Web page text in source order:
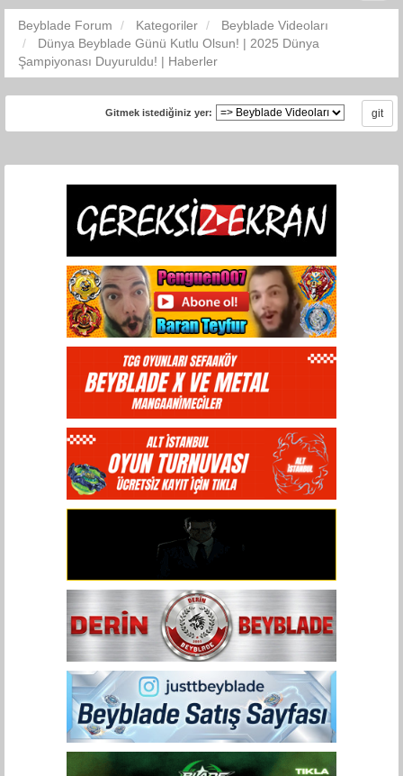
Beyblade Forum Kategoriler
Beyblade Videoları
Dünya Beyblade Günü Kutlu Olsun! | 2025 Dünya
Şampiyonası Duyuruldu! | Haberler
Gitmek istediğiniz yer: